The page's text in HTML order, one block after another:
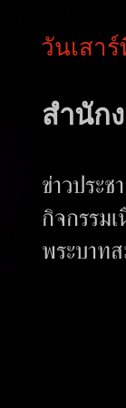
วันเสา
สำนัก
ข่าวประ
กิจกรรม
พระบาทส